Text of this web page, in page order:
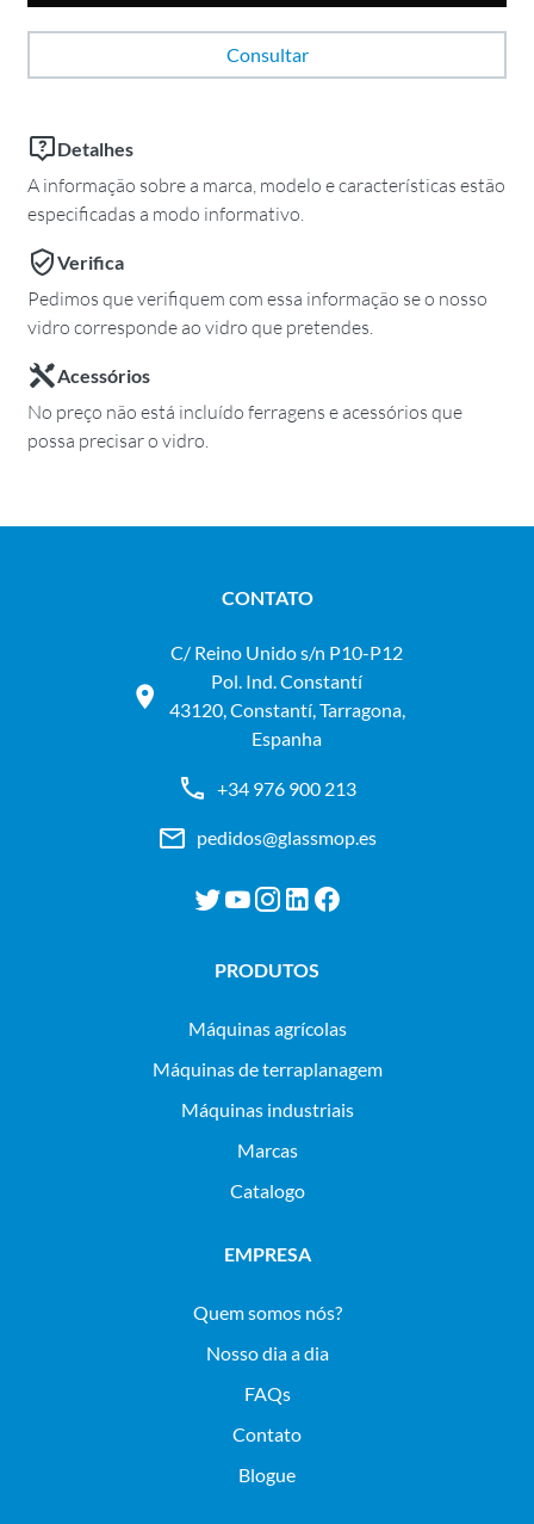
Consultar
Detalhes
A informação sobre a marca, modelo e características estão
especificadas a modo informativo.
Verifica
Pedimos que verifiquem com essa informação se o nosso
vidro corresponde ao vidro que pretendes.
Acessórios
No preço não está incluído ferragens e acessórios que
possa precisar o vidro.
CONTATO
C/ Reino Unido s/n P10-P12
Pol. Ind. Constantí
43120, Constantí, Tarragona,
Espanha
+34 976 900 213
pedidos@glassmop.es
PRODUTOS
máquinas agrícolas
máquinas de terraplanagem
máquinas industriais
Marcas
Catalogo
EMPRESA
Quem somos nós?
Nosso dia a dia
FAQs
Contato
Blogue